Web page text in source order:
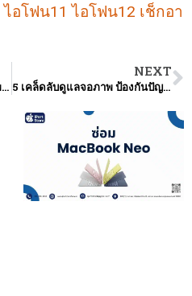
อโฟน11 ไอโฟน12 เช็กอา
7 ขั้นตอนง่ายๆ ในการ ต่อสายแพร์จอ Macbook ด้วยตัวเอง
NEXT
5 เคล็ดลับดูแลจอภาพ ป้องกันปัญหาจอแสดงผลบิดเบี้ยวหรือกะพริบ